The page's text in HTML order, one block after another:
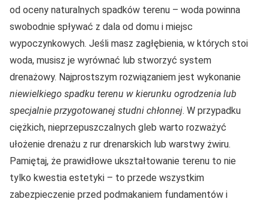
od oceny naturalnych spadków terenu – woda powinna
swobodnie spływać z dala od domu i miejsc
wypoczynkowych. Jeśli masz zagłębienia, w których stoi
woda, musisz je wyrównać lub stworzyć system
drenażowy. Najprostszym rozwiązaniem jest wykonanie
niewielkiego spadku terenu w kierunku ogrodzenia lub
specjalnie przygotowanej studni chłonnej. W przypadku
ciężkich, nieprzepuszczalnych gleb warto rozważyć
ułożenie drenażu z rur drenarskich lub warstwy żwiru.
Pamiętaj, że prawidłowe ukształtowanie terenu to nie
tylko kwestia estetyki – to przede wszystkim
zabezpieczenie przed podmakaniem fundamentów i